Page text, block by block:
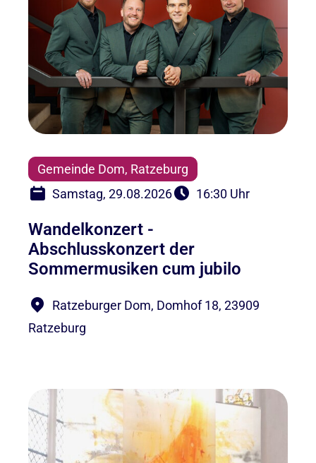
Gemeinde Dom, Ratzeburg
Samstag, 29.08.2026
16:30 Uhr
Wandelkonzert -
Abschlusskonzert der
Sommermusiken cum jubilo
Ratzeburger Dom, Domhof 18, 23909
Ratzeburg